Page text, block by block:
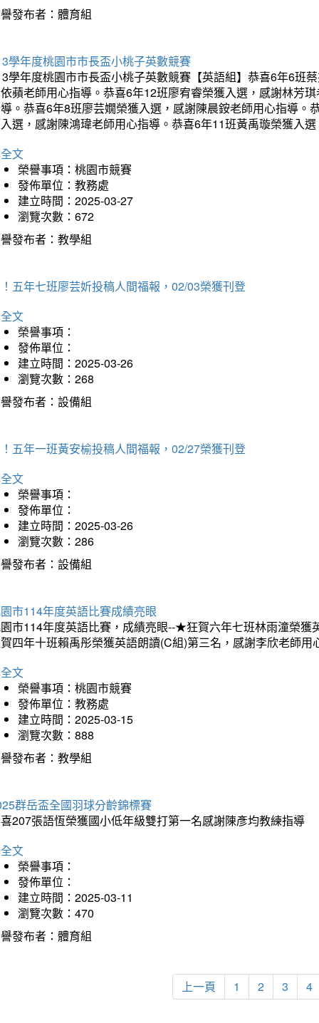
發布者：體育組
學年度桃園市市長盃小桃子英數競賽
學年度桃園市市長盃小桃子英數競賽【英語組】恭喜6年6班
蘋老師用心指導。恭喜6年12班廖宥睿榮獲入選，感謝林芳
。恭喜6年8班廖芸嫺榮獲入選，感謝陳晨銨老師用心指導
選，感謝陳鴻瑋老師用心指導。恭喜6年11班黃禹璇榮獲入
文
榮譽事項：桃園市競賽
發佈單位：教務處
建立時間：2025-03-27
瀏覽次數：672
發布者：教學組
五年七班廖芸妡投稿人間福報，02/03榮獲刊登
文
榮譽事項：
發佈單位：
建立時間：2025-03-26
瀏覽次數：268
發布者：設備組
五年一班黃安榆投稿人間福報，02/27榮獲刊登
文
榮譽事項：
發佈單位：
建立時間：2025-03-26
瀏覽次數：286
發布者：設備組
市114年度英語比賽成績亮眼
市114年度英語比賽，成績亮眼--★狂賀六年七班林雨潼榮
四年十班賴禹彤榮獲英語朗讀(C組)第三名，感謝李欣老師
文
榮譽事項：桃園市競賽
發佈單位：教務處
建立時間：2025-03-15
瀏覽次數：888
發布者：教學組
群岳盃全國羽球分齡錦標賽
207張語恆榮獲國小低年級雙打第一名感謝陳彥均教練指導
文
榮譽事項：
發佈單位：
建立時間：2025-03-11
瀏覽次數：470
發布者：體育組
上一頁 1 2 3 4